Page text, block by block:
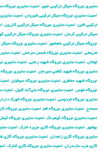
سایبری نیروگاه سیکل ترکیبی خوی, امنیت سایبری نیروگاه
امنیت سایبری نیروگاه سیکل ترکیبی شیروان, امنیت
ترکیبی قاین, امنیت سایبری نیروگاه سیکل ترکیبی کازرون,
سیکل ترکیبی کرمان, امنیت سایبری نیروگاه سیکل ترکیبی
نیروگاه سیکل ترکیبی ماهشهر , امنیت سایبری نیروگاه
شریعتی, امنیت سایبری نیروگاه شمس سرخس, امنیت
لوشان, امنیت سایبری نیروگاه شهید رجایی, امنیت سایبری
سایبری نیروگاه شهید کاظمی سیرجان, امنیت سایبری
نیروگاه شهید منتظری, امنیت سایبری نیروگاه صوفیان,
نیروگاه طوس, امنیت سایبری نیروگاه علی‌آباد کتول, امنیت
سایبری نیروگاه فردوسی, امنیت سایبری نیروگاه فورگ
سنندج, امنیت سایبری نیروگاه قم, امنیت سایبری نیروگاه
امنیت سایبری نیروگاه کوهرنگ, امنیت سایبری نیروگاه کیش
بوشهر , امنیت سایبری نیروگاه گازی جزیره خارک, امنیت
سایبری نیروگاه گازی زاهدان, امنیت سایبری نیروگاه گازی
گازی غرب مازندران, امنیت سایبری نیروگاه گازی کنارک,